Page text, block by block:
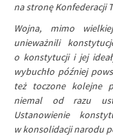
na stronę Konfederacji
Wojna, mimo
unieważnili
o konstytucji i jej
wybuchło później
też toczone kolejne
niemal od razu
Ustanowienie
w konsolidacji narodu